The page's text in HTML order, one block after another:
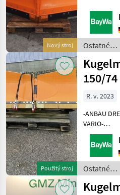
Hydrac
Hauer
Samasz
Wintec
Schmidt
Zobraziť
všetkých
40
MARKETPLACE
Marketplace
Ponuky
Drobné
Nový stroj
steht Ihnen
unter Tel.:
Ihre
Schne
Ostatné
traktorové
/
Použitý stroj
150/74
R. v. 2023
-ANBAU
VARIO-
VULCOLAN-
Ostatné
Ostatné
traktorové